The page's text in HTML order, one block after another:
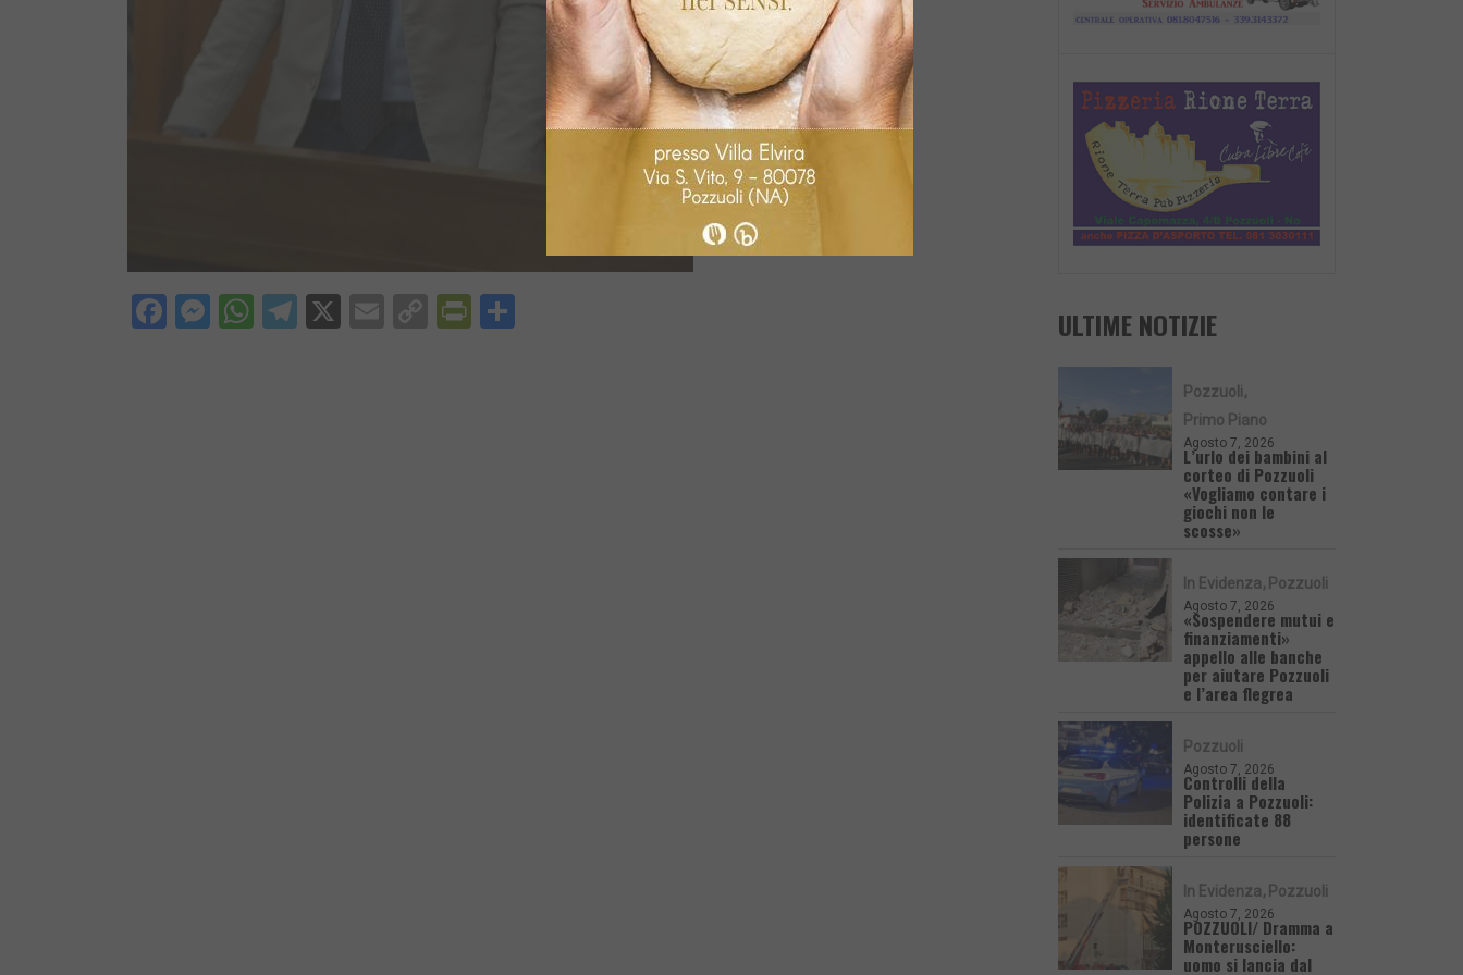
Facebook
Messenger
WhatsApp
Telegram
X EmailCopyPrintFriendly ULTIME NOTIZIE
Pozzuoli
Primo Piano
Agosto 7, 2026
L’urlo dei bambini al
corteo di Pozzuoli
«Vogliamo contare i
giochi non le
scosse»
In Evidenza Pozzuoli
Agosto 7, 2026
«Sospendere mutui e
finanziamenti»
appello alle banche
per aiutare Pozzuoli
e l’area flegrea
Pozzuoli
Agosto 7, 2026
Controlli della
Polizia a Pozzuoli:
identificate 88
persone
In Evidenza Pozzuoli
Agosto 7, 2026
POZZUOLI/ Dramma a
Monterusciello:
uomo si lancia dal